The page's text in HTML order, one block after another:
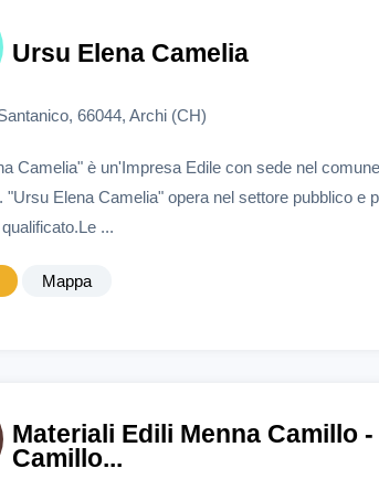
Ursu Elena Camelia
66044, Archi (CH)
Camelia" è un'Impresa Edile con sede nel
"Ursu Elena Camelia" opera nel settore pubblico e
...
Mappa
Materiali Edili Menna Camillo
Camillo...